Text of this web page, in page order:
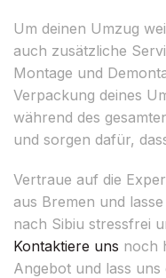
Um deinen Umzug
auch zusätzliche
Montage und
Verpackung deines
während des
und sorgen dafür,
Vertraue auf die
aus Bremen und
nach Sibiu stressfrei
Kontaktiere uns noch
Angebot und lass uns